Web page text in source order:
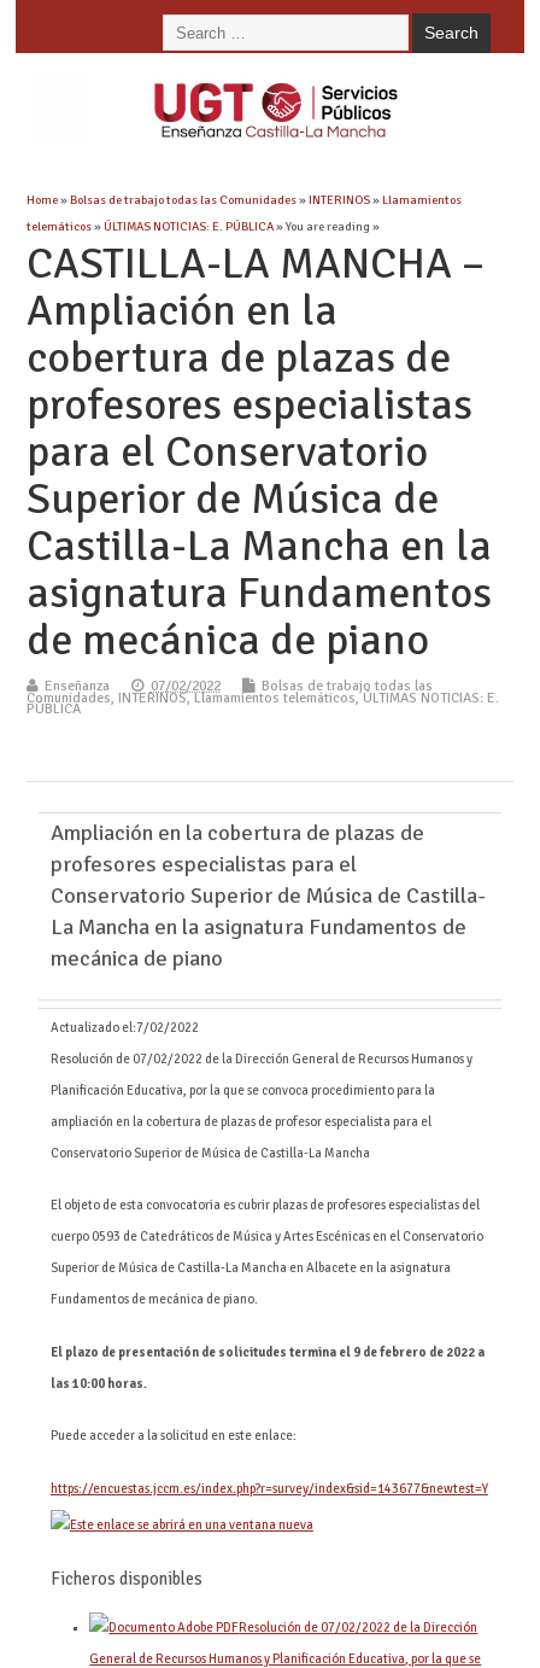
Home»Bolsas de trabajo todas las Comunidades»INTERINOS»Llamamientos
telemáticos»ÚLTIMAS NOTICIAS: E. PÚBLICA» You are reading »
CASTILLA-LA MANCHA –
Ampliación en la
cobertura de plazas de
profesores especialistas
para el Conservatorio
Superior de Música de
Castilla-La Mancha en la
asignatura Fundamentos
de mecánica de piano
Enseñanza 07/02/2022 Bolsas de trabajo todas las
Comunidades, INTERINOS,Llamamientos telemáticos,ÚLTIMAS NOTICIAS: E.
PÚBLICA
Ampliación en la cobertura de plazas de
profesores especialistas para el
Conservatorio Superior de Música de Castilla-
La Mancha en la asignatura Fundamentos de
mecánica de piano
Actualizado el:7/02/2022
Resolución de 07/02/2022 de la Dirección General de Recursos Humanos y
Planificación Educativa, por la que se convoca procedimiento para la
ampliación en la cobertura de plazas de profesor especialista para el
Conservatorio Superior de Música de Castilla-La Mancha
El objeto de esta convocatoria es cubrir plazas de profesores especialistas del
cuerpo 0593 de Catedráticos de Música y Artes Escénicas en el Conservatorio
Superior de Música de Castilla-La Mancha en Albacete en la asignatura
Fundamentos de mecánica de piano.
El plazo de presentación de solicitudes termina el 9 de febrero de 2022 a
las 10:00 horas.
Puede acceder a la solicitud en este enlace:
https://encuestas.jccm.es/index.php?r=survey/index&sid=143677&newtest=Y
Ficheros disponibles
Resolución de 07/02/2022 de la Dirección
General de Recursos Humanos y Planificación Educativa, por la que se